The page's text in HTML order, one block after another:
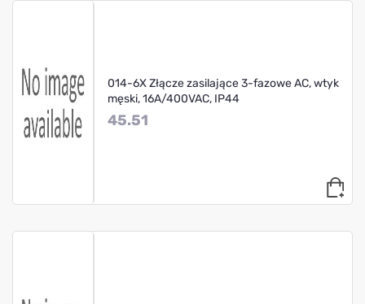
014-6X Złącze zasilające 3-fazowe AC, wtyk
męski, 16A/400VAC, IP44
45.51